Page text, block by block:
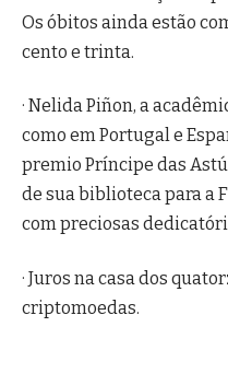
Os óbitos ainda estão
cento e trinta.
· Nelida Piñon, a
como em Portugal e
premio Príncipe das
de sua biblioteca para a
com preciosas
· Juros na casa dos
criptomoedas.